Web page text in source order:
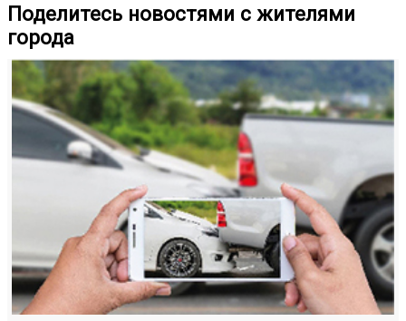
Поделитесь новостями с жителями
города